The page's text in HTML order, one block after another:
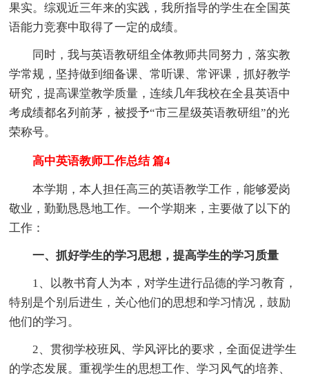
果实。综观近三年来的实践，我所指导的学生在全国英
语能力竞赛中取得了一定的成绩。
同时，我与英语教研组全体教师共同努力，落实教
学常规，坚持做到细备课、常听课、常评课，抓好教学
研究，提高课堂教学质量，连续几年我校在全县英语中
考成绩都名列前茅，被授予“市三星级英语教研组”的光
荣称号。
高中英语教师工作总结 篇4
本学期，本人担任高三的英语教学工作，能够爱岗
敬业，勤勤恳恳地工作。一个学期来，主要做了以下的
工作：
一、抓好学生的学习思想，提高学生的学习质量
1、以教书育人为本，对学生进行品德的学习教育，
特别是个别后进生，关心他们的思想和学习情况，鼓励
他们的学习。
2、贯彻学校班风、学风评比的要求，全面促进学生
的学态发展。重视学生的思想工作、学习风气的培养、